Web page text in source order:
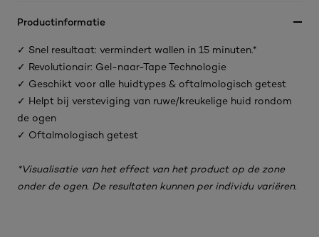
Productinformatie
✓ Snel resultaat: vermindert wallen in 15 minuten.*
✓ Revolutionair: Gel-naar-Tape Technologie
✓ Geschikt voor alle huidtypes & oftalmologisch getest
✓ Helpt bij versteviging van ruwe/kreukelige huid rondom
de ogen
✓ Oftalmologisch getest
*Visualisatie van het effect van het product op de zone
onder de ogen. De resultaten kunnen per individu variëren.